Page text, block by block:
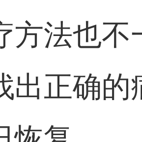
方法也不
出正确的